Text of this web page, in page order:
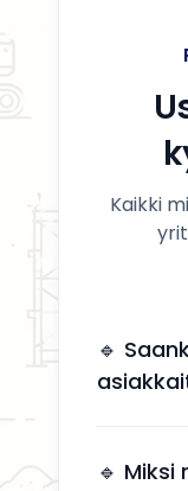
Kaikki
🔹
jotka
🔹